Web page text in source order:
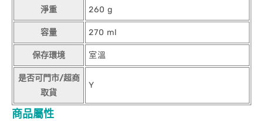
淨重 260 g
容量 270 ml
保存環境 室溫
是否可門市/超商
取貨
Y
商品屬性